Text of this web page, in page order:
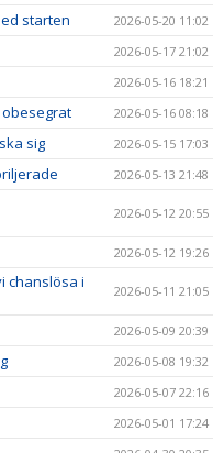
starten 2026-05-20 11:02
2026-05-17 21:02
2026-05-16 18:21
2026-05-16 08:18
sig 2026-05-15 17:03
2026-05-13 21:48
2026-05-12 20:55
2026-05-12 19:26
chanslösa i
2026-05-11 21:05
2026-05-09 20:39
2026-05-08 19:32
2026-05-07 22:16
2026-05-01 17:24